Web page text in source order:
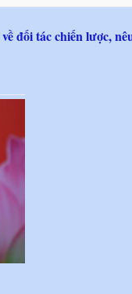
đối tác chiến lược,